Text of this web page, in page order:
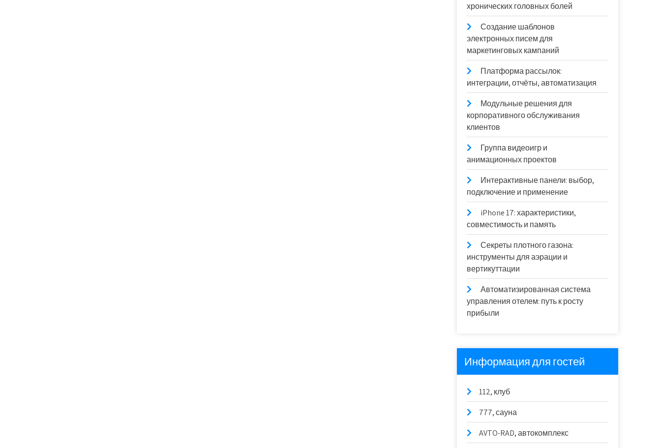
хронических головных болей
Создание шаблонов
электронных писем для
маркетинговых кампаний
Платформа рассылок:
интеграции, отчёты, автоматизация
Модульные решения для
корпоративного обслуживания
клиентов
Группа видеоигр и
анимационных проектов
Интерактивные панели: выбор,
подключение и применение
iPhone 17: характеристики,
совместимость и память
Секреты плотного газона:
инструменты для аэрации и
вертикуттации
Автоматизированная система
управления отелем: путь к росту
прибыли
Информация для гостей
112, клуб
777, сауна
AVTO-RAD, автокомплекс